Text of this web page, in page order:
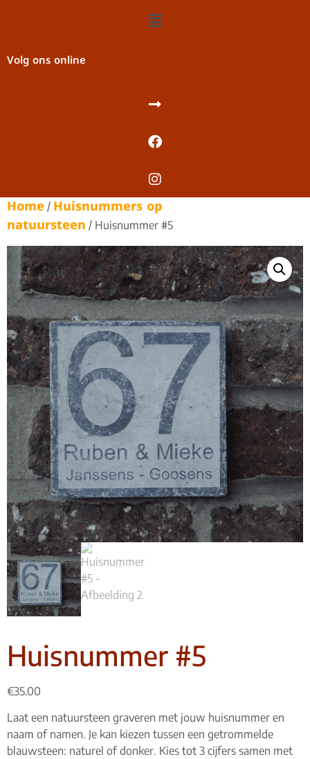
Volg ons online
Home / Huisnummers op
natuursteen / Huisnummer #5
Huisnummer #5
€35.00
Laat een natuursteen graveren met jouw huisnummer en
naam of namen. Je kan kiezen tussen een getrommelde
blauwsteen: naturel of donker. Kies tot 3 cijfers samen met